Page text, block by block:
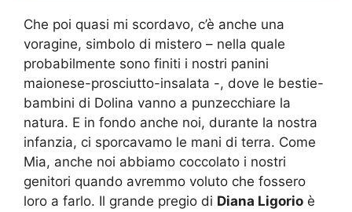
Che poi quasi mi scordavo, c’è anche una
voragine, simbolo di mistero – nella quale
probabilmente sono finiti i nostri panini
maionese-prosciutto-insalata -, dove le bestie-
bambini di Dolina vanno a punzecchiare la
natura. E in fondo anche noi, durante la nostra
infanzia, ci sporcavamo le mani di terra. Come
Mia, anche noi abbiamo coccolato i nostri
genitori quando avremmo voluto che fossero
loro a farlo. Il grande pregio di Diana Ligorio è